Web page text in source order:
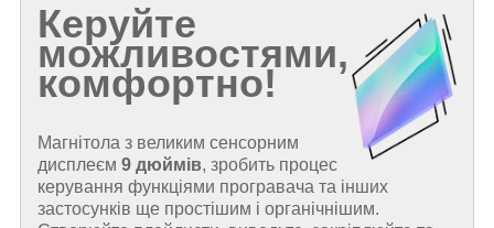
Керуйте
можливостями,
комфортно!
Магнітола з великим сенсорним
дисплеєм 9 дюймів, зробить процес
керування функціями програвача та інших
застосунків ще простішим і органічнішим.